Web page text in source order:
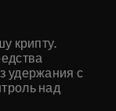
крипту.
удержания с
над